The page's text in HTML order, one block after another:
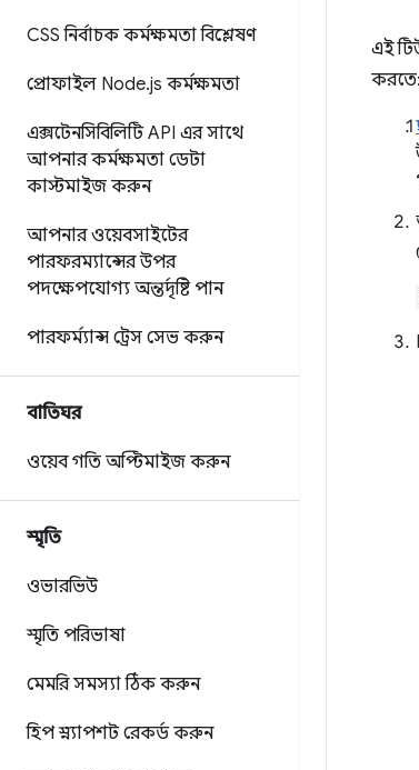
CSS নির্বাচক কর্মক্ষমতা বিশ্লেষণ
প্রোফাইল Node.js কর্মক্ষমতা
এক্সটেনসিবিলিটি API এর সাথে
আপনার কর্মক্ষমতা ডেটা
কাস্টমাইজ করুন
আপনার ওয়েবসাইটের
পারফরম্যান্সের উপর
পদক্ষেপযোগ্য অন্তর্দৃষ্টি পান
পারফর্ম্যান্স ট্রেস সেভ করুন
বাতিঘর
ওয়েব গতি অপ্টিমাইজ করুন
স্মৃতি
ওভারভিউ
স্মৃতি পরিভাষা
মেমরি সমস্যা ঠিক করুন
হিপ স্ন্যাপশট রেকর্ড করুন
এই
করতে: